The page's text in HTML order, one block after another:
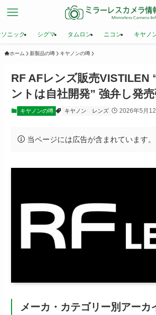
ニック シグマ タムロン ニコン キヤノ
ホーム 新製品の噂 キヤノンの噂
RF AFレンズ販売VISTILEN
ントは自社開発” 強弁し発
キヤノンの噂 キヤノン レンズ 2026年5月12
当ページには広告が含まれています。
メーカ・カテゴリー別アーカ